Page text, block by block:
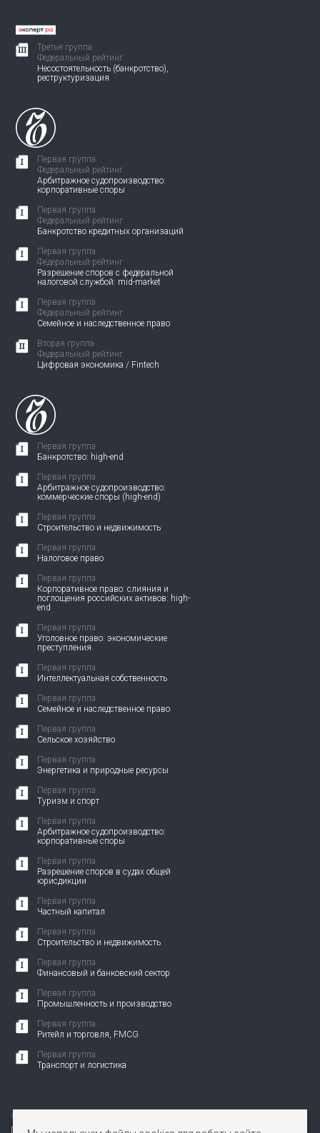
Третья группа
Федеральный рейтинг
Несостоятельность (банкротство),
реструктуризация
Первая группа
Федеральный рейтинг
Арбитражное судопроизводство:
корпоративные споры
Первая группа
Федеральный рейтинг
Банкротство кредитных организаций
Первая группа
Федеральный рейтинг
Разрешение споров с федеральной
налоговой службой: mid-market
Первая группа
Федеральный рейтинг
Семейное и наследственное право
Вторая группа
Федеральный рейтинг
Цифровая экономика / Fintech
Первая группа
Банкротство: high-end
Первая группа
Арбитражное судопроизводство:
коммерческие споры (high-end)
Первая группа
Строительство и недвижимость
Первая группа
Налоговое право
Первая группа
Корпоративное право: слияния и
поглощения российских активов: high-
end
Первая группа
Уголовное право: экономические
преступления
Первая группа
Интеллектуальная собственность
Первая группа
Семейное и наследственное право
Первая группа
Сельское хозяйство
Первая группа
Энергетика и природные ресурсы
Первая группа
Туризм и спорт
Первая группа
Арбитражное судопроизводство:
корпоративные споры
Первая группа
Разрешение споров в судах общей
юрисдикции
Первая группа
Частный капитал
Первая группа
Строительство и недвижимость
Первая группа
Финансовый и банковский сектор
Первая группа
Промышленность и производство
Первая группа
Ритейл и торговля, FMCG
Первая группа
Транспорт и логистика
© 2010-2026 АНП ЗЕНИТ. Все права защищены.